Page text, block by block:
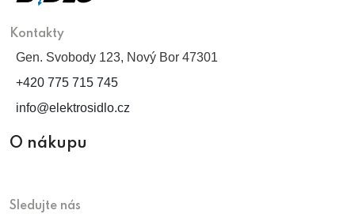
Kontakty
Gen. Svobody 123, Nový Bor 47301
+420 775 715 745
info@elektrosidlo.cz
O nákupu
Sledujte nás